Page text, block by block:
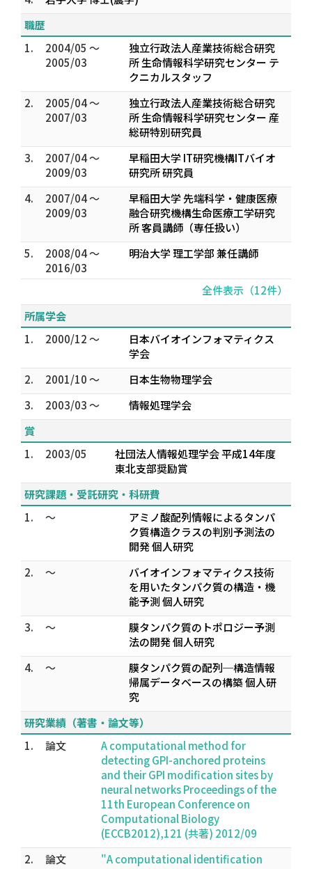
職歴
1.
2004/05 ～
2005/03
独立行政法人産業技術総合研究
所 生命情報科学研究センター テ
クニカルスタッフ
2.
2005/04 ～
2007/03
独立行政法人産業技術総合研究
所 生命情報科学研究センター 産
総研特別研究員
3.
2007/04 ～
2009/03
早稲田大学 IT研究機構ITバイオ
研究所 研究員
4.
2007/04 ～
2009/03
早稲田大学 先端科学・健康医療
融合研究機構生命医療工学研究
所 客員講師（専任扱い）
5.
2008/04 ～
2016/03
明治大学 理工学部 兼任講師
全件表示（12件）
所属学会
1.
2000/12 ～
日本バイオインフォマティクス
学会
2.
2001/10 ～
日本生物物理学会
3.
2003/03 ～
情報処理学会
賞
1.
2003/05
社団法人情報処理学会 平成14年度
東北支部奨励賞
研究課題・受託研究・科研費
1.
～
アミノ酸配列情報によるタンパ
ク質構造クラスの判別予測法の
開発 個人研究
2.
～
バイオインフォマティクス技術
を用いたタンパク質の構造・機
能予測 個人研究
3.
～
膜タンパク質のトポロジー予測
法の開発 個人研究
4.
～
膜タンパク質の配列─構造情報
帰属データベースの構築 個人研
究
研究業績（著書・論文等）
1.
論文
A computational method for
detecting GPI-anchored proteins
and their GPI modification sites by
neural networks Proceedings of the
11th European Conference on
Computational Biology
(ECCB2012),121 (共著) 2012/09
2.
論文
"A computational identification